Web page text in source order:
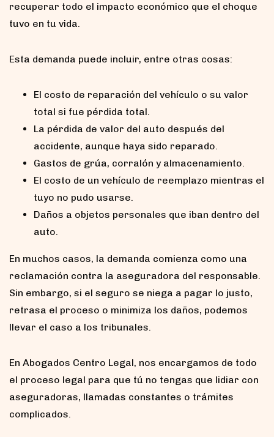
recuperar todo el impacto económico que el choque
tuvo en tu vida.
Esta demanda puede incluir, entre otras cosas:
El costo de reparación del vehículo o su valor
total si fue pérdida total.
La pérdida de valor del auto después del
accidente, aunque haya sido reparado.
Gastos de grúa, corralón y almacenamiento.
El costo de un vehículo de reemplazo mientras el
tuyo no pudo usarse.
Daños a objetos personales que iban dentro del
auto.
En muchos casos, la demanda comienza como una
reclamación contra la aseguradora del responsable.
Sin embargo, si el seguro se niega a pagar lo justo,
retrasa el proceso o minimiza los daños, podemos
llevar el caso a los tribunales.
En Abogados Centro Legal, nos encargamos de todo
el proceso legal para que tú no tengas que lidiar con
aseguradoras, llamadas constantes o trámites
complicados.